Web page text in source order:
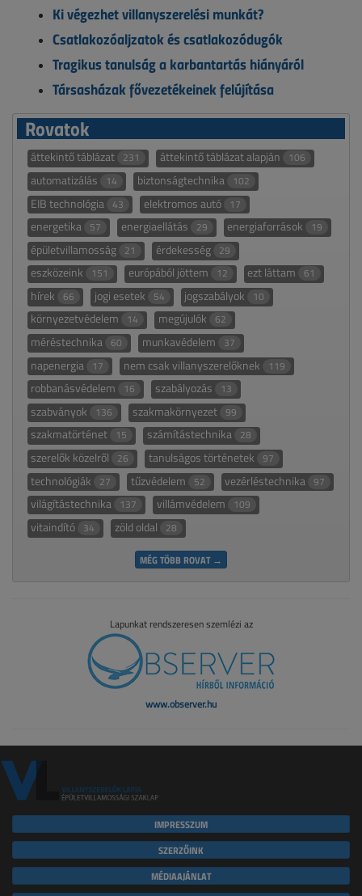
Ki végezhet villanyszerelési munkát?
Csatlakozóaljzatok és csatlakozódugók
Tragikus tanulság a karbantartás hiányáról
Társasházak fővezetékeinek felújítása
Rovatok
áttekintő táblázat 231 áttekintő táblázat alapján 106
automatizálás 14 biztonságtechnika 102
EIB technológia 43 elektromos autó 17
energetika 57 energiaellátás 29 energiaforrások 19
épületvillamosság 21 érdekesség 29
eszközeink 151 európából jöttem 12 ezt láttam 61
hírek 66 jogi esetek 54 jogszabályok 10
környezetvédelem 14 megújulók 62
méréstechnika 60 munkavédelem 37
napenergia 17 nem csak villanyszerelőknek 119
robbanásvédelem 16 szabályozás 13
szabványok 136 szakmakörnyezet 99
szakmatörténet 15 számítástechnika 28
szerelők közelről 26 tanulságos történetek 97
technológiák 27 tűzvédelem 52 vezérléstechnika 97
világítástechnika 137 villámvédelem 109
vitaindító 34 zöld oldal 28
MÉG TÖBB ROVAT →
Lapunkat rendszeresen szemlézi az
www.observer.hu
IMPRESSZUM
SZERZŐINK
MÉDIAAJÁNLAT